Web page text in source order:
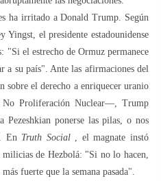
ha irritado a Donald Trump. Según
Yingst, el presidente estadounidense
"Si el estrecho de Ormuz permanece
a su país". Ante las afirmaciones del
sobre el derecho a enriquecer uranio
Proliferación Nuclear—, Trump
ponerse las pilas, o nos
En Truth Social, el magnate instó
milicias de Hezbolá: "Si no lo hacen,
fuerte que la semana pasada".